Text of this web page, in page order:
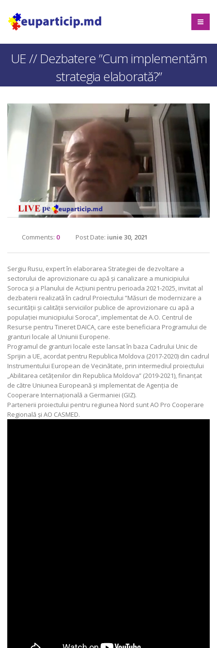
UE // Dezbatere ”Cum implementăm
strategia elaborată?”
Comments: 0 Post Date: iunie 30, 2021
Sergiu Rusu, expert în elaborarea Strategiei de dezvoltare a
sectorului de aprovizionare cu apă și canalizare a municipiului
Soroca și a Planului de Acțiuni pentru perioada 2021-2025, invitat al
dezbaterii realizată în cadrul Proiectului ”Măsuri de modernizare a
securității și calității serviciilor publice de aprovizionare cu apă a
populației municipiului Soroca”, implementat de A.O. Centrul de
Resurse pentru Tineret DAICA, care este beneficiara Programului de
granturi locale al Uniunii Europene.
Programul de granturi locale este lansat în baza Cadrului Unic de
Sprijin a UE, acordat pentru Republica Moldova (2017-2020) din cadrul
Instrumentului European de Vecinătate, prin intermediul proiectului
„Abilitarea cetățenilor din Republica Moldova” (2019-2021), finanțat
de către Uniunea Europeană și implementat de Agenția de
Cooperare Internațională a Germaniei (GIZ).
Partenerii proiectului pentru regiunea Nord sunt AO Pro Cooperare
Regională și AO CASMED.